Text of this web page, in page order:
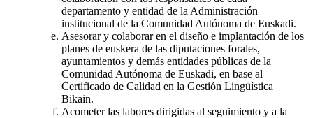
departamento y entidad de la Administración
institucional de la Comunidad Autónoma de Euskadi.
Asesorar y colaborar en el diseño e implantación de los
planes de euskera de las diputaciones forales,
ayuntamientos y demás entidades públicas de la
Comunidad Autónoma de Euskadi, en base al
Certificado de Calidad en la Gestión Lingüística
Bikain.
Acometer las labores dirigidas al seguimiento y a la